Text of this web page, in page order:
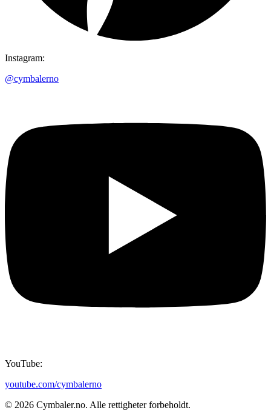
Instagram:
@cymbalerno
YouTube:
youtube.com/cymbalerno
© 2026 Cymbaler.no. Alle rettigheter forbeholdt.